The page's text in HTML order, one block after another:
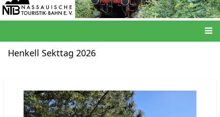
Hauptnavigation
Henkell Sekttag 2026